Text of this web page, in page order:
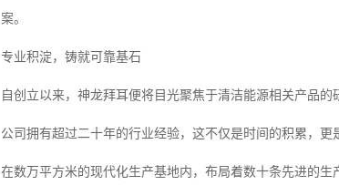
案。
专业积淀，铸就可靠基石
自创立以来，神龙拜耳便将目光聚焦于清洁能源相关产品的
公司拥有超过二十年的行业经验，这不仅是时间的积累，更
在数万平方米的现代化生产基地内，布局着数十条先进的